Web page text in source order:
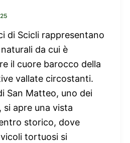
di Scicli rappresentano
da cui è
il cuore barocco della
vallate circostanti.
San Matteo, uno dei
si apre una vista
storico, dove
tortuosi si